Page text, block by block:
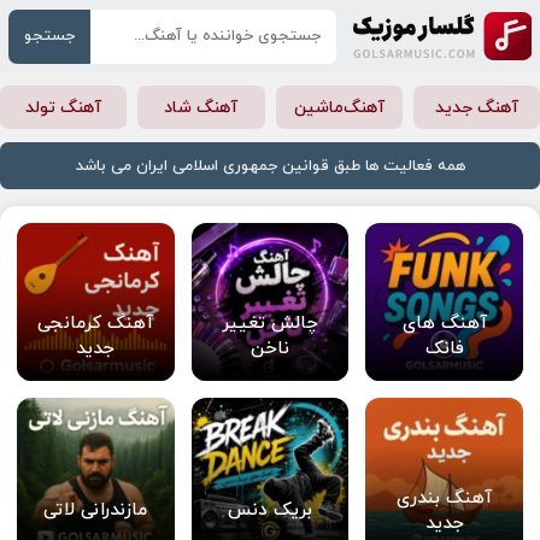
جستجو
آهنگ جدید آهنگ‌ماشین آهنگ شاد آهنگ تولد
همه فعالیت ها طبق قوانین جمهوری اسلامی ایران می باشد
آهنگ های
فانک
چالش تغییر
ناخن
آهنگ کرمانجی
جدید
آهنگ بندری
جدید
بریک دنس مازندرانی لاتی